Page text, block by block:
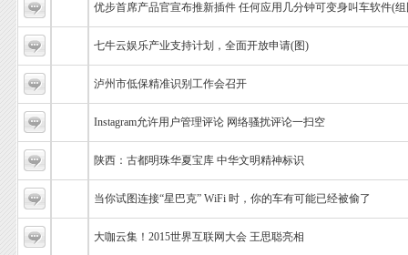
优步首席产品官宣布推新插件 任何应用几分钟可变身叫车软件(
七牛云娱乐产业支持计划，全面开放申请(图)
泸州市低保精准识别工作会召开
Instagram允许用户管理评论 网络骚扰评论一扫空
陕西：古都明珠华夏宝库 中华文明精神标识
当你试图连接“星巴克” WiFi 时，你的车有可能已经被偷了
大咖云集！2015世界互联网大会 王思聪亮相